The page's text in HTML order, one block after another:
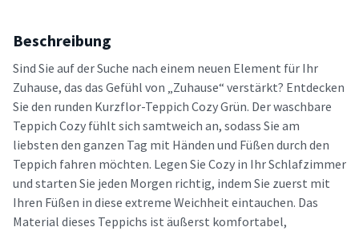
Beschreibung
Sind Sie auf der Suche nach einem neuen Element für Ihr
Zuhause, das das Gefühl von „Zuhause“ verstärkt? Entdecken
Sie den runden Kurzflor-Teppich Cozy Grün. Der waschbare
Teppich Cozy fühlt sich samtweich an, sodass Sie am
liebsten den ganzen Tag mit Händen und Füßen durch den
Teppich fahren möchten. Legen Sie Cozy in Ihr Schlafzimmer
und starten Sie jeden Morgen richtig, indem Sie zuerst mit
Ihren Füßen in diese extreme Weichheit eintauchen. Das
Material dieses Teppichs ist äußerst komfortabel,